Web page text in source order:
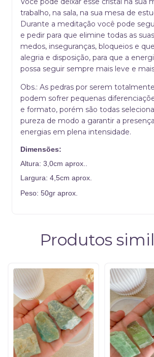
trabalho, na sala, na sua mesa de
Durante a meditação você pode
e pedir para que elimine todas as
medos, inseguranças, bloqueios e
alegria e disposição, para que a
possa seguir sempre mais leve e
Obs.: As pedras por serem
podem sofrer pequenas
e formato, porém são todas
pureza de modo a garantir a
energias em plena intensidade.
Dimensões:
Altura: 3,0cm aprox..
Largura: 4,5cm aprox.
Peso: 50gr aprox.
Produtos